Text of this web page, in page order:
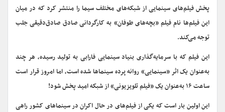
پخش فیلم‌های سینمایی از شبکه‌های مختلف سیما را منتشر کرد که در میان
این فیلم‌ها نام فیلم «بچه‌های طوفان» به کارگردانی صادق صادق‌دقیقی جلب
توجه می‌کند.
این فیلم که با سرمایه‌گذاری بنیاد سینمایی فارابی به تولید رسیده، هر چند
به‌عنوان یک اثر «سینمایی» روانه پرده سینماها شده است، اما امروز قرار است
ساعت ۱۶ به‌عنوان یک «فیلم تلویزیونی» از شبکه امید پخش شود!
این اولین بار است که یکی از فیلم‌های در حال اکران در سینماهای کشور راهی